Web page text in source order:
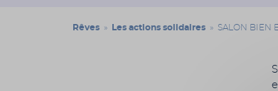
Rêves » Les actions solidaires » SALON BIEN